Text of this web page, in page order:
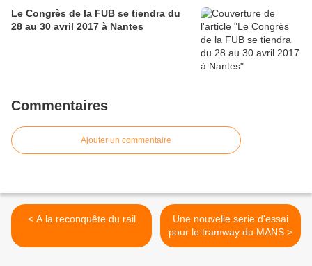
Le Congrès de la FUB se tiendra du
28 au 30 avril 2017 à Nantes
Commentaires
Ajouter un commentaire
< A la reconquête du rail
Une nouvelle serie d'essai
pour le tramway du MANS >